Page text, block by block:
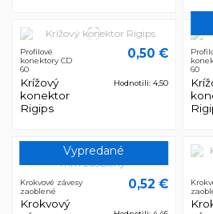
Profilové
konektory CD
60
Krížový
konektor
Rigips
0,50 €
Hodnotili: 4,50
60
Vypredané
Krokvové závesy
zaoblené
Krokvový
0,52 €